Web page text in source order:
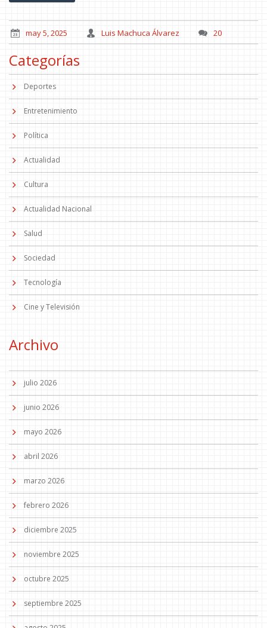
may 5, 2025 Luis Machuca Álvarez 20
Categorías
Deportes
Entretenimiento
Política
Actualidad
Cultura
Actualidad Nacional
Salud
Sociedad
Tecnología
Cine y Televisión
Archivo
julio 2026
junio 2026
mayo 2026
abril 2026
marzo 2026
febrero 2026
diciembre 2025
noviembre 2025
octubre 2025
septiembre 2025